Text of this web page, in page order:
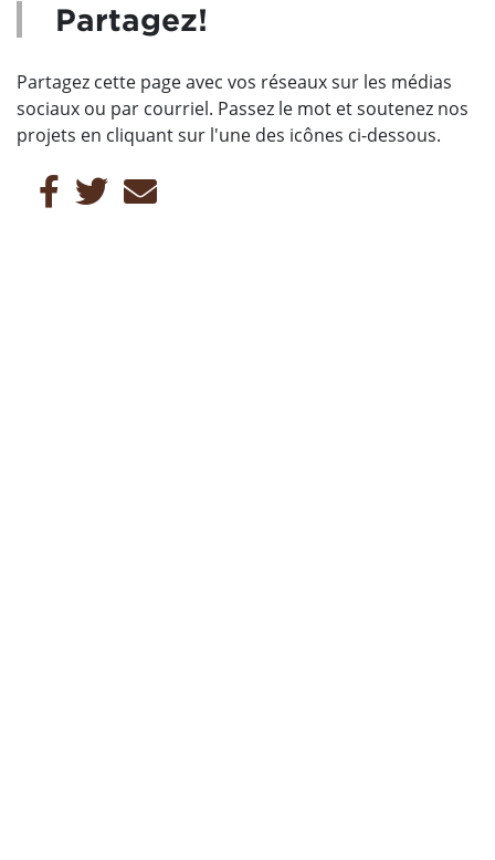
Partagez!
Partagez cette page avec vos réseaux sur les médias
sociaux ou par courriel. Passez le mot et soutenez nos
projets en cliquant sur l'une des icônes ci-dessous.